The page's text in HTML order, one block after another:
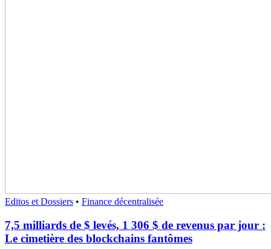
Editos et Dossiers • Finance décentralisée
7,5 milliards de $ levés, 1 306 $ de revenus par jour :
Le cimetière des blockchains fantômes